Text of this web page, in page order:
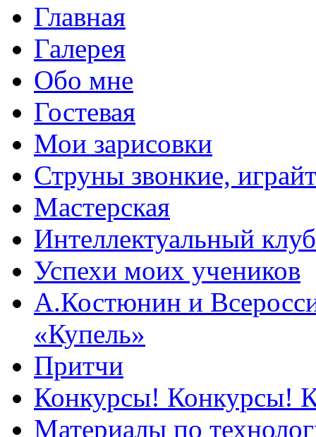
Главная
Галерея
Обо мне
Гостевая
Мои зарисовки
Струны звонкие,
Мастерская
Интеллектуальный
Успехи моих учеников
А.Костюнин и
«Купель»
Притчи
Конкурсы! Конкурсы!
Материалы по